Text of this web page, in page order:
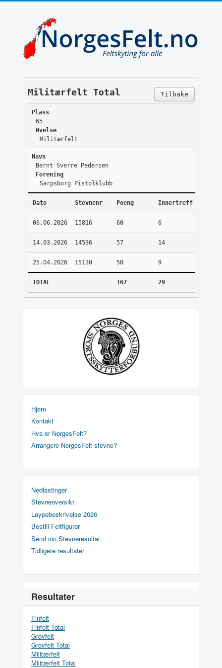
Tilbake
Militærfelt Total
Plass
65
Øvelse
Militærfelt
Navn
Bernt Sverre Pedersen
Forening
Sarpsborg Pistolklubb
Dato Stevnenr Poeng Innertreff
06.06.2026 15816 60 6
14.03.2026 14536 57 14
25.04.2026 15130 50 9
TOTAL 167 29
Hjem
Kontakt
Hva er NorgesFelt?
Arrangere NorgesFelt stevne?
Nedlastinger
Stevneoversikt
Løypebeskrivelse 2026
Bestill Feltfigurer
Send inn Stevneresultat
Tidligere resultater
Resultater
Finfelt
Finfelt Total
Grovfelt
Grovfelt Total
Militærfelt
Militærfelt Total